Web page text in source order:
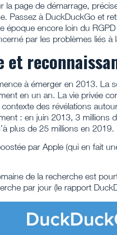
la page de démarrage,
Passez à DuckDuckGo et
époque encore loin du
par les problèmes liés à
et
à émerger en 2013. La
en un an. La vie privée
des révélations
: en juin 2013, 3 millions
plus de 25 millions en 2019.
par Apple (qui en fait
de la recherche est
par jour (le rapport